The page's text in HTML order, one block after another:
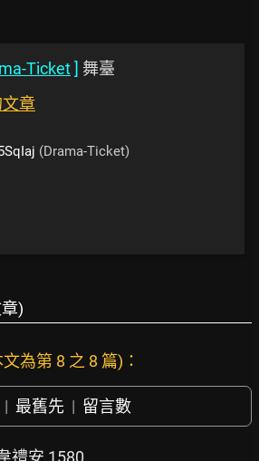
Ticket] 舞臺
章
(Drama-Ticket)
)
為第 8 之 8 篇)：
| 最舊先 | 留言數
禮安 1580